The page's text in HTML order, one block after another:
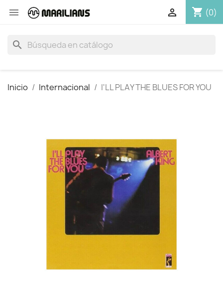
 shopping_cart (0)

search
Inicio Internacional I'LL PLAY THE BLUES FOR YOU